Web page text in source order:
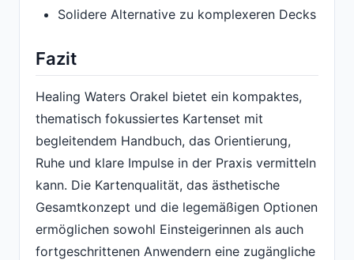
Solidere Alternative zu komplexeren Decks
Fazit
Healing Waters Orakel bietet ein kompaktes,
thematisch fokussiertes Kartenset mit
begleitendem Handbuch, das Orientierung,
Ruhe und klare Impulse in der Praxis vermitteln
kann. Die Kartenqualität, das ästhetische
Gesamtkonzept und die legemäßigen Optionen
ermöglichen sowohl Einsteigerinnen als auch
fortgeschrittenen Anwendern eine zugängliche